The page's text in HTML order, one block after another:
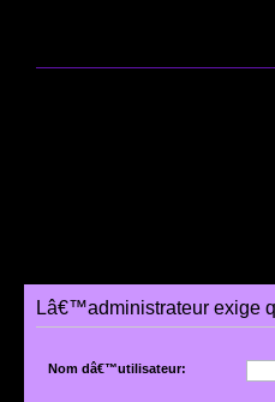
Lâ€™administrateur exige
Nom dâ€™utilisateur: